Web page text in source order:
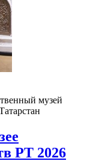
музей
РТ 2026